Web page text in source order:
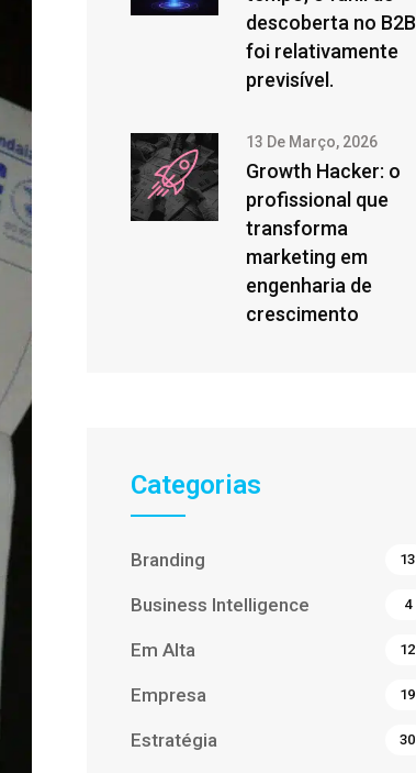
descoberta no B2B
foi relativamente
previsível.
13 De Março, 2026
Growth Hacker: o
profissional que
transforma
marketing em
engenharia de
crescimento
Categorias
Branding 13
Business Intelligence 4
Em Alta 12
Empresa 19
Estratégia 30